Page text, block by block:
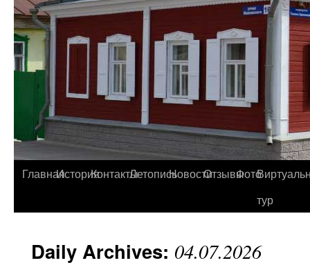
ГлавнаяИсторияКонтактыЛетописьНовостиОтзывыФото
тур
Daily Archives: 04.07.2026